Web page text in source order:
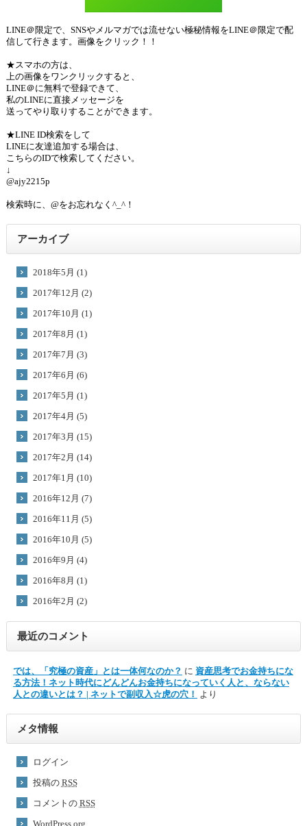
LINE＠限定で、SNSやメルマガでは流せない極秘情報をLINE＠限定で配
信して行きます。画像をクリック！！
★スマホの方は、
上の画像をワンクリックすると、
LINE＠に無料で登録できて、
私のLINEに直接メッセージを
送ってやり取りすることができます。
★LINE ID検索をして
LINEに友達追加する場合は、
こちらのIDで検索してください。
↓
@ajy2215p
検索時に、@をお忘れなく^_^！
アーカイブ
2018年5月 (1)
2017年12月 (2)
2017年10月 (1)
2017年8月 (1)
2017年7月 (3)
2017年6月 (6)
2017年5月 (1)
2017年4月 (5)
2017年3月 (15)
2017年2月 (14)
2017年1月 (10)
2016年12月 (7)
2016年11月 (5)
2016年10月 (5)
2016年9月 (4)
2016年8月 (1)
2016年2月 (2)
最近のコメント
では、「究極の資産」とは一体何なのか？ に 資産思考でお金持ちにな
る方法！ネット時代にどんどんお金持ちになっていく人と、ならない
人との違いとは？ | ネットで副収入☆虎の穴！ より
メタ情報
ログイン
投稿の RSS
コメントの RSS
WordPress.org